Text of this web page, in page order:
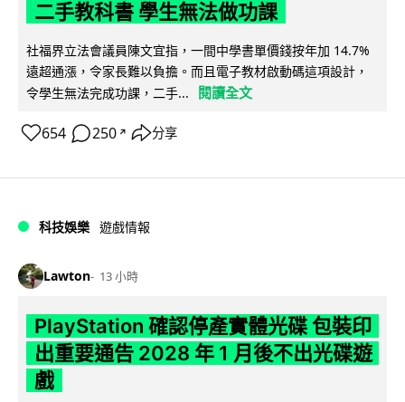
二手教科書 學生無法做功課
社福界立法會議員陳文宜指，一間中學書單價錢按年加 14.7%
遠超通漲，令家長難以負擔。而且電子教材啟動碼這項設計，
令學生無法完成功課，二手...
閱讀全文
654 250 ↗ 分享
科技娛樂 遊戲情報
Lawton 13 小時
PlayStation 確認停產實體光碟 包裝印
出重要通告 2028 年 1 月後不出光碟遊
戲